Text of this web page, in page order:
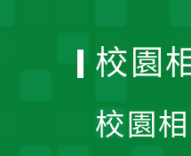
校園
校園